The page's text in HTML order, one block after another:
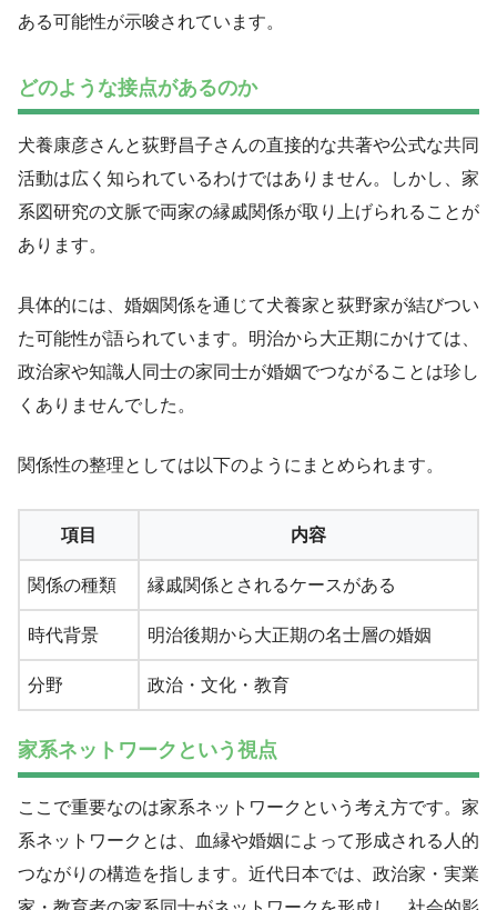
ある可能性が示唆されています。
どのような接点があるのか
犬養康彦さんと荻野昌子さんの直接的な共著や公式な共同
活動は広く知られているわけではありません。しかし、家
系図研究の文脈で両家の縁戚関係が取り上げられることが
あります。
具体的には、婚姻関係を通じて犬養家と荻野家が結びつい
た可能性が語られています。明治から大正期にかけては、
政治家や知識人同士の家同士が婚姻でつながることは珍し
くありませんでした。
関係性の整理としては以下のようにまとめられます。
項目 内容
関係の種類 縁戚関係とされるケースがある
時代背景 明治後期から大正期の名士層の婚姻
分野 政治・文化・教育
家系ネットワークという視点
ここで重要なのは家系ネットワークという考え方です。家
系ネットワークとは、血縁や婚姻によって形成される人的
つながりの構造を指します。近代日本では、政治家・実業